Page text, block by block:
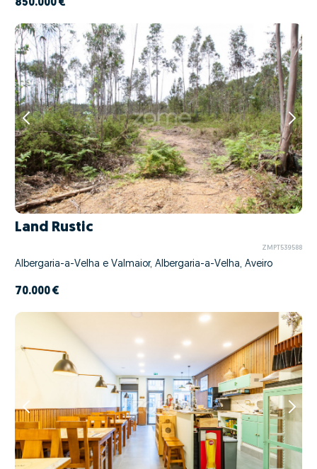
850.000 €
Land Rustic
ZMPT539588
Albergaria-a-Velha e Valmaior, Albergaria-a-Velha, Aveiro
70.000 €